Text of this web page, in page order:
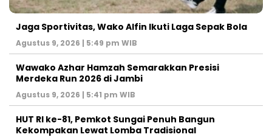
Jaga Sportivitas, Wako Alfin Ikuti Laga Sepak Bola
Agustus 9, 2026 | 5:49 pm WIB
Wawako Azhar Hamzah Semarakkan Presisi
Merdeka Run 2026 di Jambi
Agustus 9, 2026 | 5:41 pm WIB
HUT RI ke-81, Pemkot Sungai Penuh Bangun
Kekompakan Lewat Lomba Tradisional